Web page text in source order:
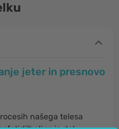
jeter in presnovo
našega telesa